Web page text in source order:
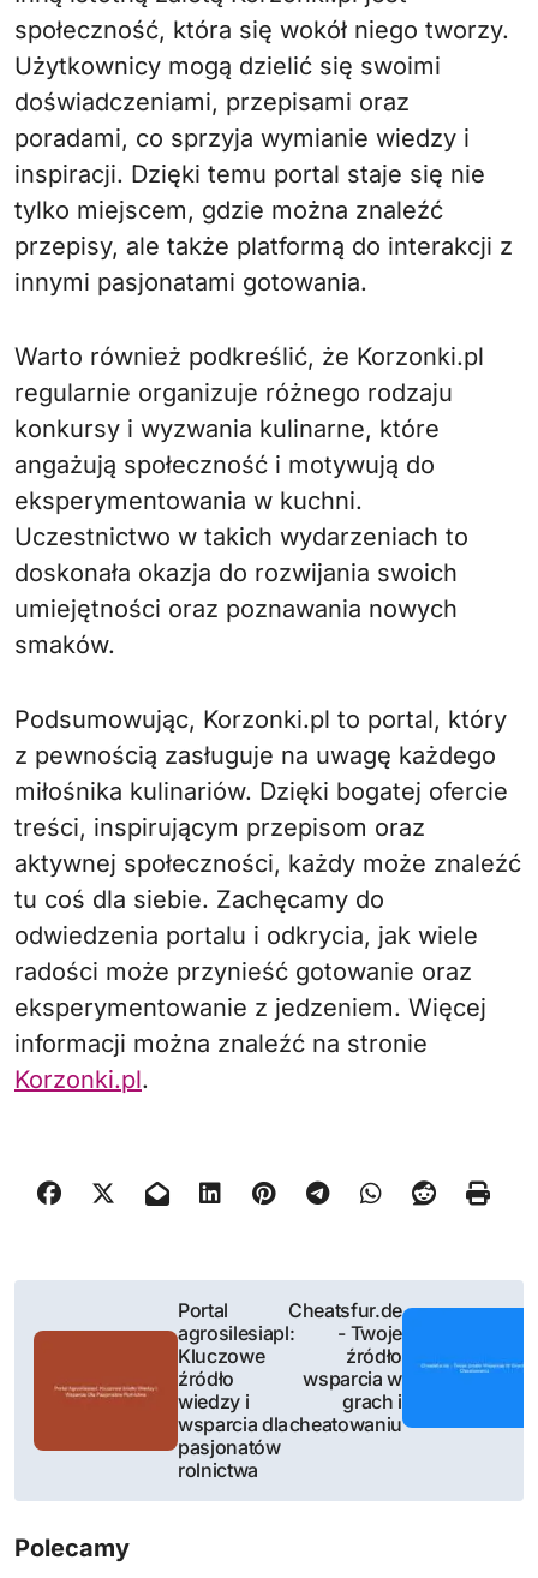
społeczność, która się wokół niego tworzy.
Użytkownicy mogą dzielić się swoimi
doświadczeniami, przepisami oraz
poradami, co sprzyja wymianie wiedzy i
inspiracji. Dzięki temu portal staje się nie
tylko miejscem, gdzie można znaleźć
przepisy, ale także platformą do interakcji z
innymi pasjonatami gotowania.
Warto również podkreślić, że Korzonki.pl
regularnie organizuje różnego rodzaju
konkursy i wyzwania kulinarne, które
angażują społeczność i motywują do
eksperymentowania w kuchni.
Uczestnictwo w takich wydarzeniach to
doskonała okazja do rozwijania swoich
umiejętności oraz poznawania nowych
smaków.
Podsumowując, Korzonki.pl to portal, który
z pewnością zasługuje na uwagę każdego
miłośnika kulinariów. Dzięki bogatej ofercie
treści, inspirującym przepisom oraz
aktywnej społeczności, każdy może znaleźć
tu coś dla siebie. Zachęcamy do
odwiedzenia portalu i odkrycia, jak wiele
radości może przynieść gotowanie oraz
eksperymentowanie z jedzeniem. Więcej
informacji można znaleźć na stronie
Korzonki.pl.
g
a
Portal
agrosilesiapl:
Kluczowe
źródło
wiedzy i
wsparcia dla
pasjonatów
rolnictwa
Cheatsfur.de
- Twoje
źródło
wsparcia w
grach i
cheatowaniu
Polecamy